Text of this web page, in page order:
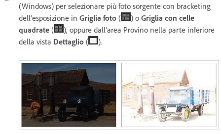
(Windows) per selezionare più foto sorgente con bracketing
dell’esposizione in Griglia foto ( ) o Griglia con celle
quadrate (
), oppure dall’area Provino nella parte inferiore
della vista Dettaglio ( ).